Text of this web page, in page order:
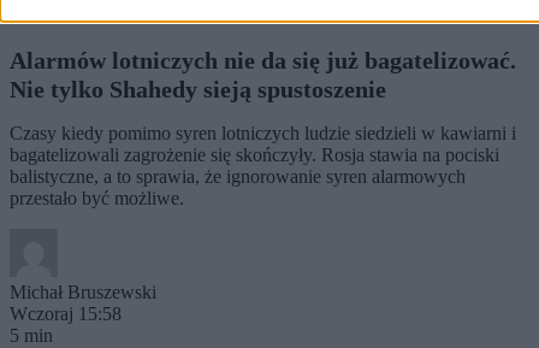
Alarmów lotniczych nie da się już bagatelizować.
Nie tylko Shahedy sieją spustoszenie
Czasy kiedy pomimo syren lotniczych ludzie siedzieli w kawiarni i
bagatelizowali zagrożenie się skończyły. Rosja stawia na pociski
balistyczne, a to sprawia, że ignorowanie syren alarmowych
przestało być możliwe.
Michał Bruszewski
Wczoraj 15:58
5 min